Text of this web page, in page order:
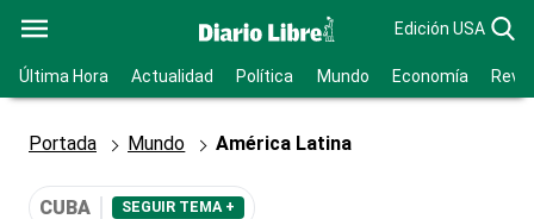
Edición USA
Última Hora Actualidad Política Mundo Economía
Portada Mundo América Latina
CUBA SEGUIR TEMA +